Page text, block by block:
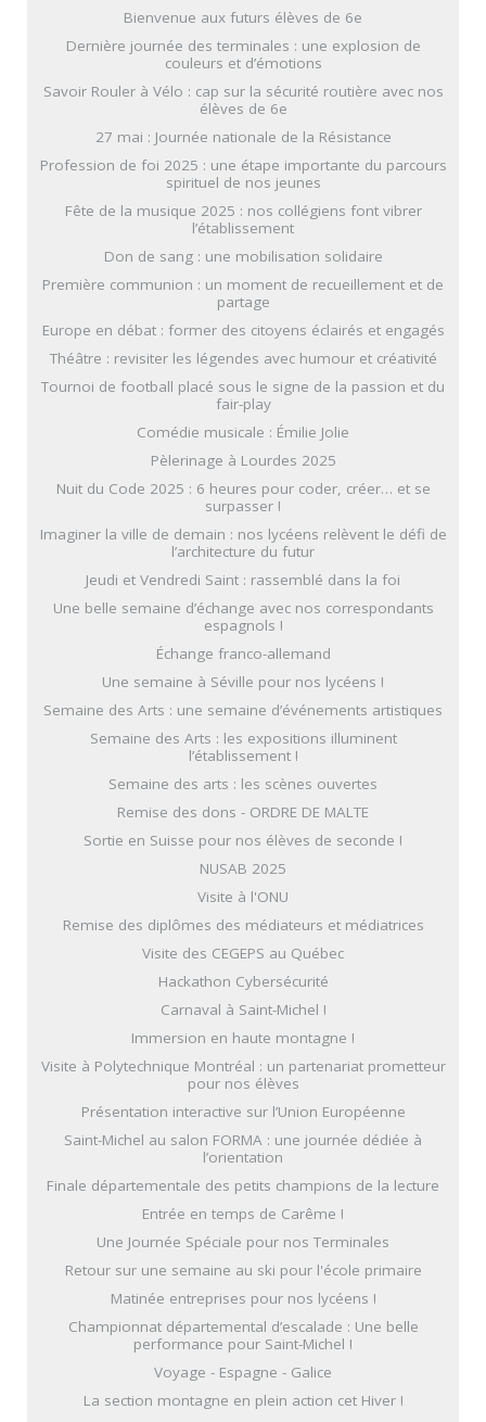
Bienvenue aux futurs élèves de 6e
Dernière journée des terminales : une explosion de
couleurs et d’émotions
Savoir Rouler à Vélo : cap sur la sécurité routière avec nos
élèves de 6e
27 mai : Journée nationale de la Résistance
Profession de foi 2025 : une étape importante du parcours
spirituel de nos jeunes
Fête de la musique 2025 : nos collégiens font vibrer
l’établissement
Don de sang : une mobilisation solidaire
Première communion : un moment de recueillement et de
partage
Europe en débat : former des citoyens éclairés et engagés
Théâtre : revisiter les légendes avec humour et créativité
Tournoi de football placé sous le signe de la passion et du
fair-play
Comédie musicale : Émilie Jolie
Pèlerinage à Lourdes 2025
Nuit du Code 2025 : 6 heures pour coder, créer… et se
surpasser !
Imaginer la ville de demain : nos lycéens relèvent le défi de
l’architecture du futur
Jeudi et Vendredi Saint : rassemblé dans la foi
Une belle semaine d’échange avec nos correspondants
espagnols !
Échange franco-allemand
Une semaine à Séville pour nos lycéens !
Semaine des Arts : une semaine d’événements artistiques
Semaine des Arts : les expositions illuminent
l’établissement !
Semaine des arts : les scènes ouvertes
Remise des dons - ORDRE DE MALTE
Sortie en Suisse pour nos élèves de seconde !
NUSAB 2025
Visite à l'ONU
Remise des diplômes des médiateurs et médiatrices
Visite des CEGEPS au Québec
Hackathon Cybersécurité
Carnaval à Saint-Michel !
Immersion en haute montagne !
Visite à Polytechnique Montréal : un partenariat prometteur
pour nos élèves
Présentation interactive sur l’Union Européenne
Saint-Michel au salon FORMA : une journée dédiée à
l’orientation
Finale départementale des petits champions de la lecture
Entrée en temps de Carême !
Une Journée Spéciale pour nos Terminales
Retour sur une semaine au ski pour l'école primaire
Matinée entreprises pour nos lycéens !
Championnat départemental d’escalade : Une belle
performance pour Saint-Michel !
Voyage - Espagne - Galice
La section montagne en plein action cet Hiver !